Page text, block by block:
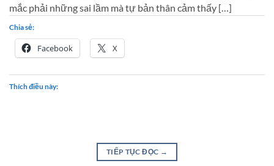
mắc phải những sai lầm mà tự bản thân cảm thấy […]
Chia sẻ:
Facebook X
Thích điều này:
TIẾP TỤC ĐỌC →